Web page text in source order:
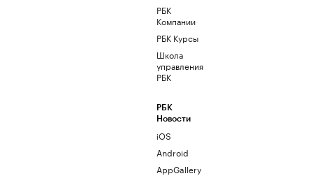
РБК
Компании
РБК Курсы
Школа
управления
РБК
РБК
Новости
iOS
Android
AppGallery